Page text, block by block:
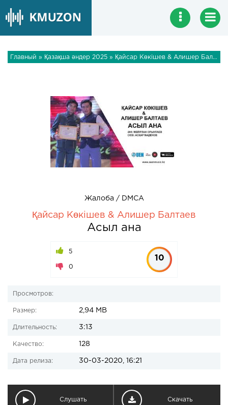
Главный » Қазақша әндер 2025 » Қайсар Көкішев & Алишер Балтаев - Асыл ана
Жалоба / DMCA
Қайсар Көкішев & Алишер Балтаев
Асыл ана
5
0
10
Просмотров:
Размер: 2,94 MB
Длительность: 3:13
Качество: 128
Дата релиза: 30-03-2020, 16:21
Слушать Скачать